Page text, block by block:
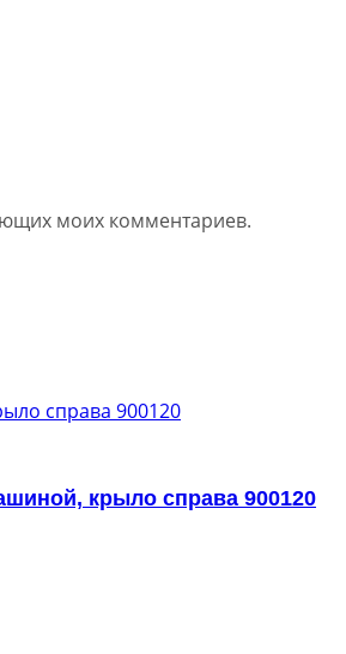
моих комментариев.
крыло справа 900120